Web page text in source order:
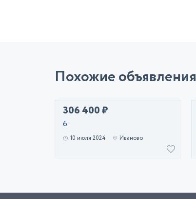
Похожие объявления
306 400 ₽
6
10 июля 2024 Иваново